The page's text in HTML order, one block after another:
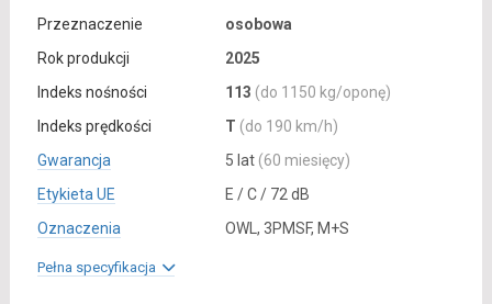
Przeznaczenie
osobowa
Rok produkcji
2025
Indeks nośności
113 (do 1150 kg/oponę)
Indeks prędkości
T (do 190 km/h)
Gwarancja
5 lat (60 miesięcy)
Etykieta UE
E / C / 72 dB
Oznaczenia
OWL, 3PMSF, M+S
Pełna specyfikacja